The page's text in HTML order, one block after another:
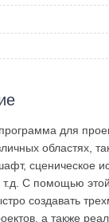
для
областях,
сценическое
т.д. С помощью
создавать
а также